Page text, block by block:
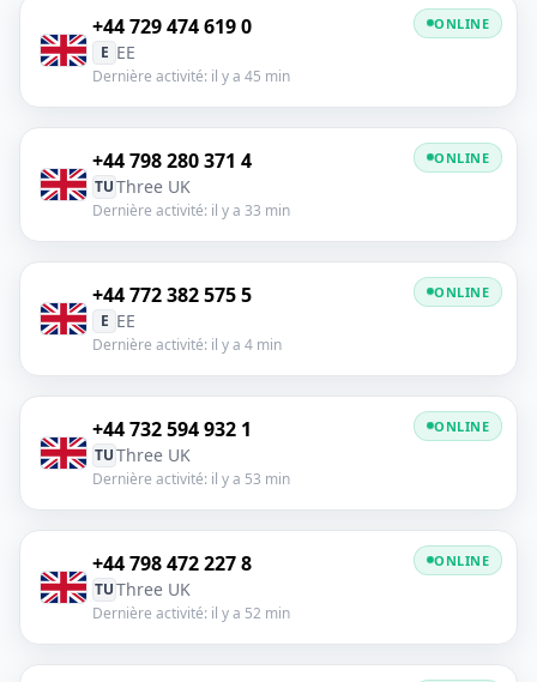
+44 729 474 619 0
E EE
Dernière activité: il y a 45 min
ONLINE
+44 798 280 371 4
TUThree UK
Dernière activité: il y a 33 min
ONLINE
+44 772 382 575 5
E EE
Dernière activité: il y a 4 min
ONLINE
+44 732 594 932 1
TUThree UK
Dernière activité: il y a 53 min
ONLINE
+44 798 472 227 8
TUThree UK
Dernière activité: il y a 52 min
ONLINE